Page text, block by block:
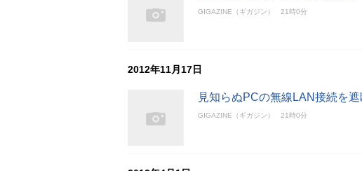
GIGAZINE（ギガジン） 21時0分
2012年11月17日
見知らぬPCの無線LAN接続を遮
GIGAZINE（ギガジン） 21時0分